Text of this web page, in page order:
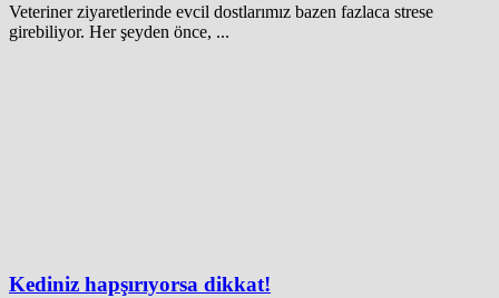
Veteriner ziyaretlerinde evcil dostlarımız bazen fazlaca strese
girebiliyor. Her şeyden önce, ...
Kediniz hapşırıyorsa dikkat!